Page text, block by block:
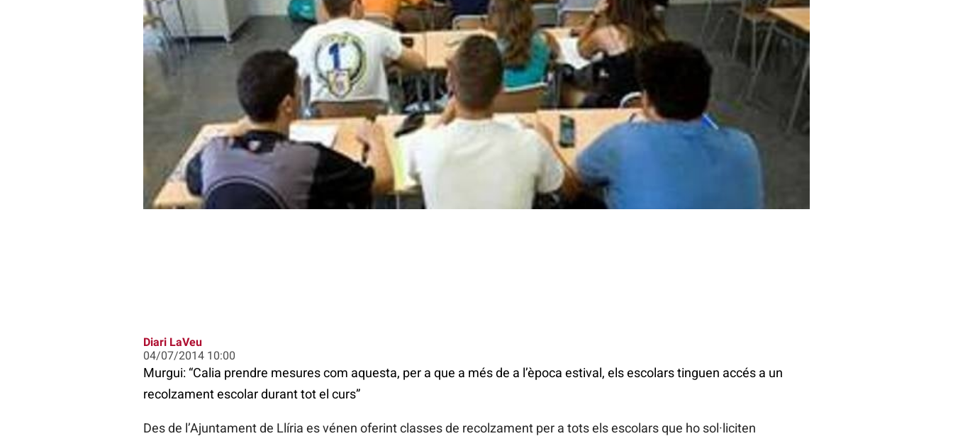
Diari LaVeu
04/07/2014 10:00
Murgui: “Calia prendre mesures com aquesta, per a que a més de a l’època estival, els escolars tinguen accés a un
recolzament escolar durant tot el curs”
Des de l’Ajuntament de Llíria es vénen oferint classes de recolzament per a tots els escolars que ho sol·liciten